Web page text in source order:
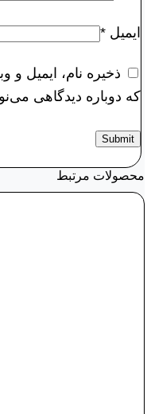
ایمیل *
ذخیره نام، ایمیل
که دوباره دیدگاهی
محصولات مرتبط